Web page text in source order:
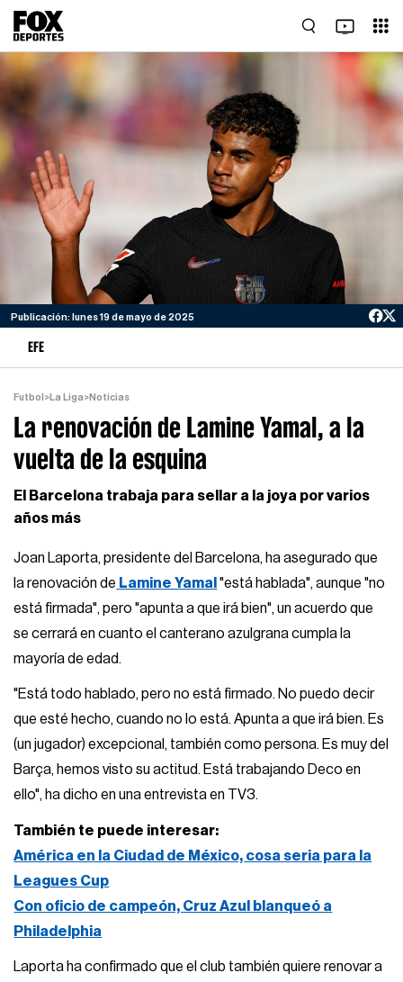
Publicación: lunes 19 de mayo de 2025
EFE
Futbol >La Liga>Noticias
La renovación de Lamine Yamal, a la
vuelta de la esquina
El Barcelona trabaja para sellar a la joya por varios
años más
Joan Laporta, presidente del Barcelona, ha asegurado que
la renovación de Lamine Yamal "está hablada", aunque "no
está firmada", pero "apunta a que irá bien", un acuerdo que
se cerrará en cuanto el canterano azulgrana cumpla la
mayoría de edad.
"Está todo hablado, pero no está firmado. No puedo decir
que esté hecho, cuando no lo está. Apunta a que irá bien. Es
(un jugador) excepcional, también como persona. Es muy del
Barça, hemos visto su actitud. Está trabajando Deco en
ello", ha dicho en una entrevista en TV3.
También te puede interesar:
América en la Ciudad de México, cosa seria para la
Leagues Cup
Con oficio de campeón, Cruz Azul blanqueó a
Philadelphia
Laporta ha confirmado que el club también quiere renovar a